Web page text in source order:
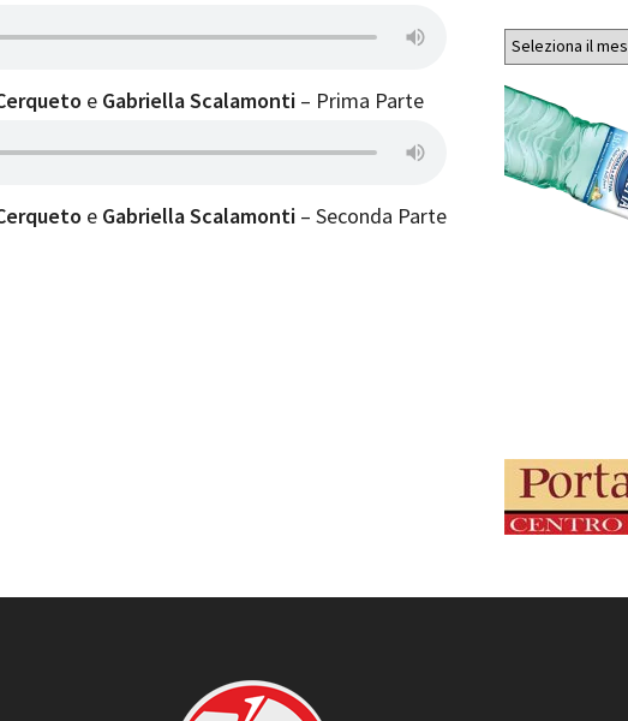
e Gabriella Scalamonti – Prima Parte
e Gabriella Scalamonti – Seconda Parte
Archivi